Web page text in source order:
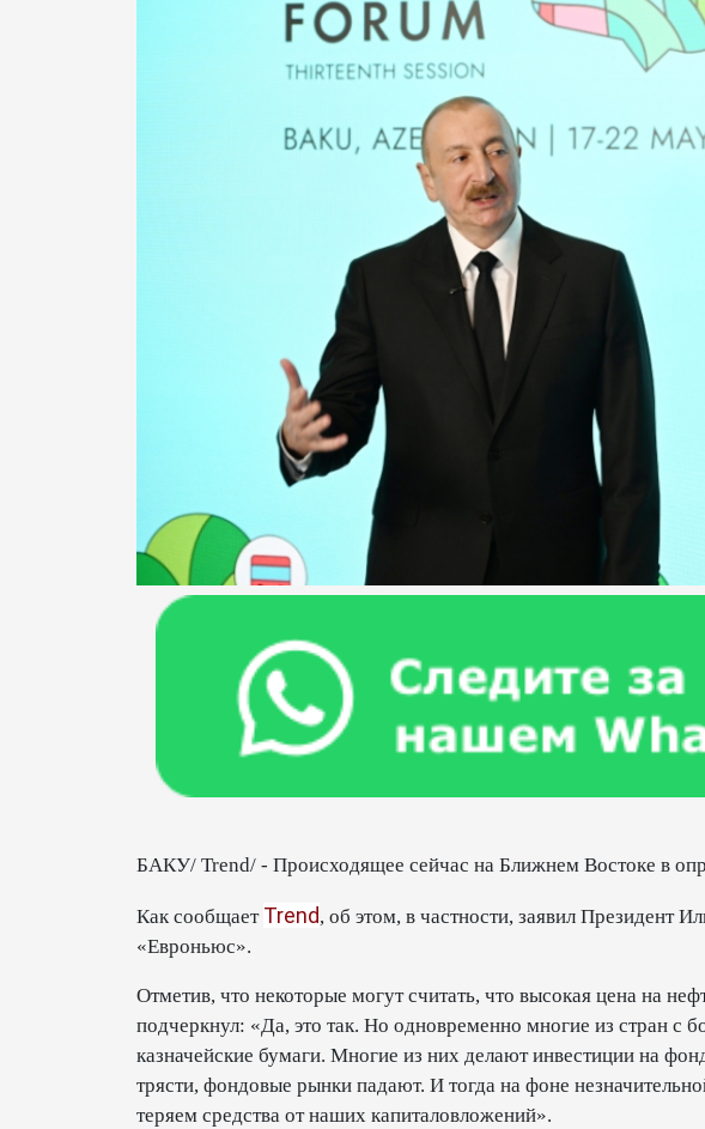
БАКУ/ Trend/ - Происходящее сейчас на Ближнем Востоке в
Как сообщает Trend, об этом, в частности, заявил Президент
«Евроньюс».
Отметив, что некоторые могут считать, что высокая цена на
подчеркнул: «Да, это так. Но одновременно многие из стран с
казначейские бумаги. Многие из них делают инвестиции на
трясти, фондовые рынки падают. И тогда на фоне
теряем средства от наших капиталовложений».